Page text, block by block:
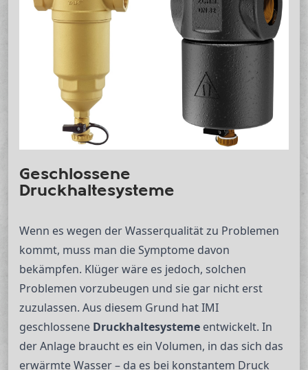
Geschlossene
Druckhaltesysteme
Wenn es wegen der Wasserqualität zu Problemen
kommt, muss man die Symptome davon
bekämpfen. Klüger wäre es jedoch, solchen
Problemen vorzubeugen und sie gar nicht erst
zuzulassen. Aus diesem Grund hat IMI
geschlossene Druckhaltesysteme entwickelt. In
der Anlage braucht es ein Volumen, in das sich das
erwärmte Wasser – da es bei konstantem Druck